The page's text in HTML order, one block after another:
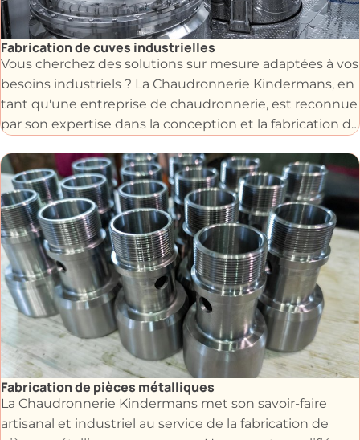
Fabrication de cuves industrielles
Vous cherchez des solutions sur mesure adaptées à vos
besoins industriels ? La Chaudronnerie Kindermans, en
tant qu'une entreprise de chaudronnerie, est reconnue
par son expertise dans la conception et la fabrication de
Grâce à l'utilisation des métaux comme l’acier,
l’aluminium ou l’inox, nous fabriquons tout type de
cuves industrielles, cuves de stockage, citernes et
réservoirs afin de répondre aux besoins spécifiques de
chaque client.
Fabrication de pièces métalliques
La Chaudronnerie Kindermans met son savoir-faire
artisanal et industriel au service de la fabrication de